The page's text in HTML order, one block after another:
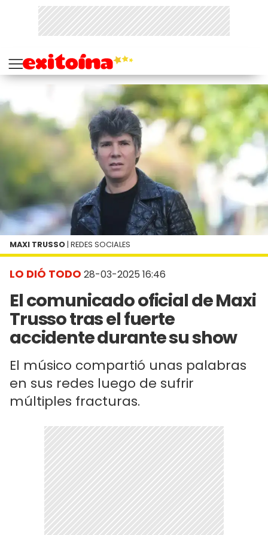
LO DIÓ TODO 28-03-2025 16:46
El comunicado oficial de Maxi
Trusso tras el fuerte
accidente durante su show
El músico compartió unas palabras
en sus redes luego de sufrir
múltiples fracturas.
MAXI TRUSSO | REDES SOCIALES